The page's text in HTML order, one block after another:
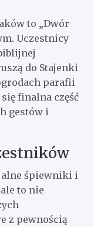
to „Dwór
Uczestnicy
do Stajenki
parafii
finalna część
gestów i
śpiewniki i
to nie
z pewnością